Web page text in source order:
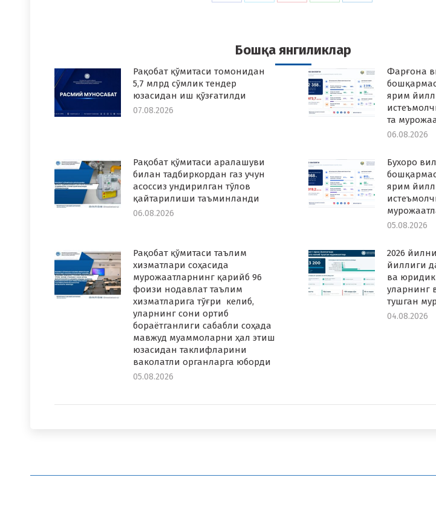
Бошқа янгиликлар
Рақобат қўмитаси томонидан
5,7 млрд сўмлик тендер
юзасидан иш қўзғатилди
07.08.2026
Фарғона
ярим
та
06.08.2026
Рақобат қўмитаси аралашуви
билан тадбиркордан газ учун
асоссиз ундирилган тўлов
қайтарилиши таъминланди
06.08.2026
Бухоро
ярим
05.08.2026
Рақобат қўмитаси таълим
хизматлари соҳасида
мурожаатларнинг қарийб 96
фоизи нодавлат таълим
хизматларига тўғри келиб,
уларнинг сони ортиб
бораётганлиги сабабли соҳада
мавжуд муаммоларни ҳал этиш
юзасидан таклифларини
ваколатли органларга юборди
05.08.2026
2026
йиллиги
ва
уларнинг
тушган
04.08.2026